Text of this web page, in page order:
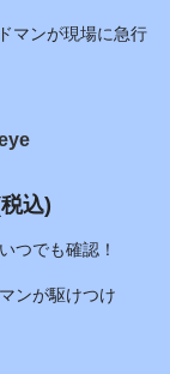
マンが現場に急行
込)
つでも確認！
ンが駆けつけ